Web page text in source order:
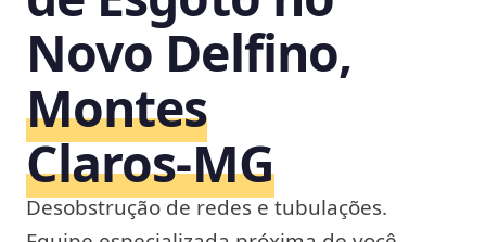
Novo Delfino,
Montes
Claros‑MG
Desobstrução de redes e tubulações.